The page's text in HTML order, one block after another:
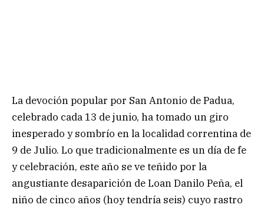
La devoción popular por San Antonio de Padua,
celebrado cada 13 de junio, ha tomado un giro
inesperado y sombrío en la localidad correntina de
9 de Julio. Lo que tradicionalmente es un día de fe
y celebración, este año se ve teñido por la
angustiante desaparición de Loan Danilo Peña, el
niño de cinco años (hoy tendría seis) cuyo rastro